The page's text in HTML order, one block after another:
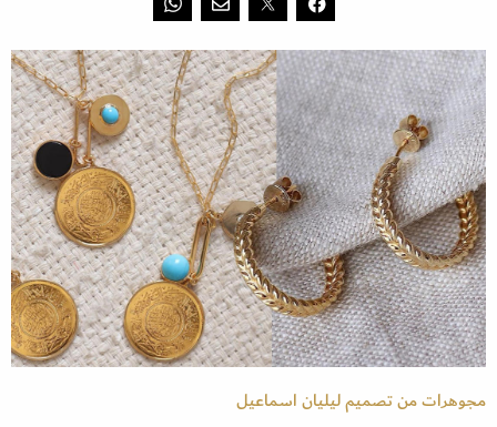
مجوهرات من تصميم ليليان اسماعيل